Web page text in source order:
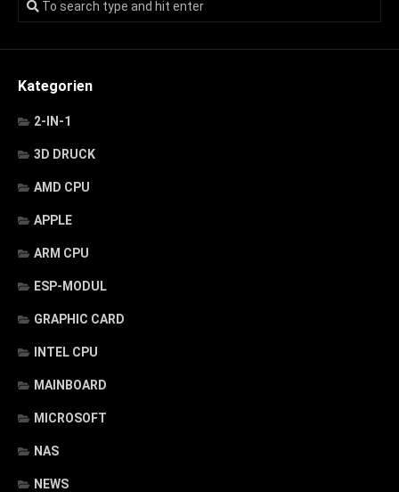
Kategorien
2-IN-1
3D DRUCK
AMD CPU
APPLE
ARM CPU
ESP-MODUL
GRAPHIC CARD
INTEL CPU
MAINBOARD
MICROSOFT
NAS
NEWS